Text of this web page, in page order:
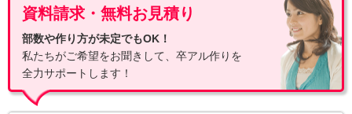
資料請求・無料お見積り
部数や作り方が未定でもOK！
私たちがご希望をお聞きして、卒アル作りを
全力サポートします！